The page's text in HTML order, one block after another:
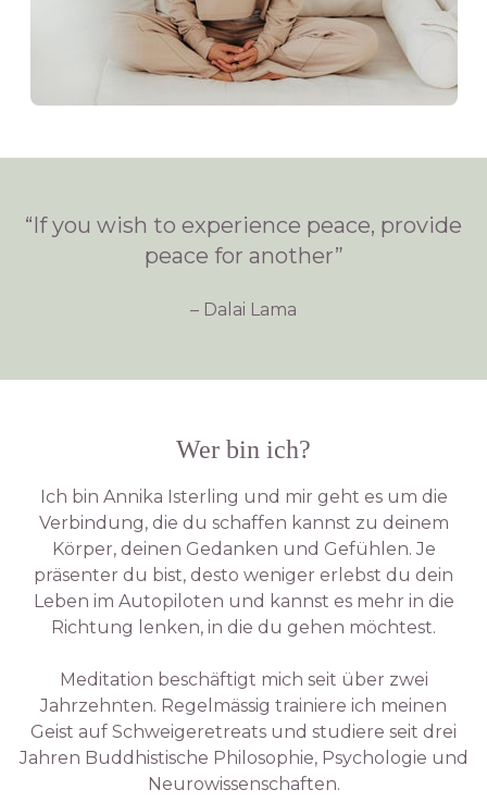
“If you wish to experience peace, provide
peace for another”
– Dalai Lama
Wer bin ich?
Ich bin Annika Isterling und mir geht es um die
Verbindung, die du schaffen kannst zu deinem
Körper, deinen Gedanken und Gefühlen. Je
präsenter du bist, desto weniger erlebst du dein
Leben im Autopiloten und kannst es mehr in die
Richtung lenken, in die du gehen möchtest.
Meditation beschäftigt mich seit über zwei
Jahrzehnten. Regelmässig trainiere ich meinen
Geist auf Schweigeretreats und studiere seit drei
Jahren Buddhistische Philosophie, Psychologie und
Neurowissenschaften.